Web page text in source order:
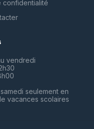
confidentialité
vendredi
seulement en
vacances scolaires